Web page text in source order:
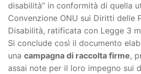
disabilità” in conformità di quella
Convenzione ONU sui Diritti delle
Disabilità, ratificata con Legge 3
Si conclude così il documento
una campagna di raccolta firme,
assai note per il loro impegno sui